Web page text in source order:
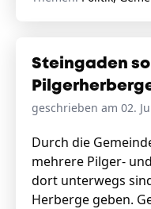
Steingaden
geschrieben am 02.
Durch die
mehrere Pilger-
dort unterwegs
Herberge geben.